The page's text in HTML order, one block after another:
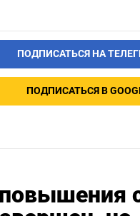
ПОДПИСАТЬСЯ НА
ПОДПИСАТЬСЯ В